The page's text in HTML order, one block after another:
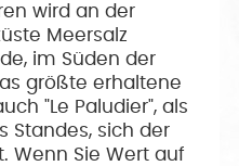
wird an der
Meersalz
im Süden der
größte erhaltene
"Le Paludier", als
Standes, sich der
Wenn Sie Wert auf